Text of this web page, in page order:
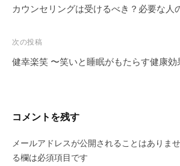
稿
ビ
ゲ
ン
カウンセリングは受けるべき？必要な人
次の投稿
健幸楽笑 〜笑いと睡眠がもたらす健康効
コメントを残す
メールアドレスが公開されることはありませ
る欄は必須項目です